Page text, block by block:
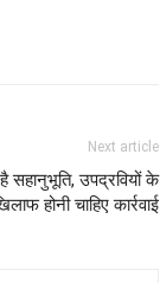
Next article
है सहानुभूति, उपद्रवियों के
होनी चाहिए कार्रवाई